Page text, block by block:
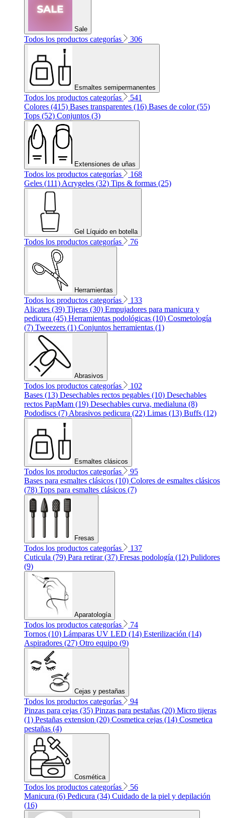
Sale
Todos los productos categorías 306
Esmaltes semipermanentes
Todos los productos categorías
541
Colores (415) Bases transparentes (16) Bases de color (55)
Tops (52) Conjuntos (3)
Extensiones de uñas
Todos los productos categorías
168
Geles (111) Acrygeles (32) Tips & formas (25)
Gel Líquido en botella
Todos los productos categorías 76
Herramientas
Todos los productos categorías
133
Alicates (39) Tijeras (30) Empujadores para manicura y
pedicura (45) Herramientas podológicas (10) Cosmetología
(7) Tweezers (1) Conjuntos herramientas (1)
Abrasivos
Todos los productos categorías
102
Bases (13) Desechables rectos pegables (10) Desechables
rectos PapMam (19) Desechables curva, medialuna (8)
Pododiscs (7) Abrasivos pedicura (22) Limas (13) Buffs (12)
Esmaltes clásicos
Todos los productos categorías
95
Bases para esmaltes clásicos (10) Colores de esmaltes clásicos
(78) Tops para esmaltes clásicos (7)
Fresas
Todos los productos categorías
137
Cuticula (79) Para retirar (37) Fresas podología (12) Pulidores
(9)
Aparatología
Todos los productos categorías
74
Tornos (10) Lámparas UV LED (14) Esterilización (14)
Aspiradores (27) Otro equipo (9)
Cejas y pestañas
Todos los productos categorías
94
Pinzas para cejas (35) Pinzas para pestañas (20) Micro tijeras
(1) Pestañas extension (20) Cosmetica cejas (14) Cosmetica
pestañas (4)
Cosmética
Todos los productos categorías
56
Manicura (6) Pedicura (34) Cuidado de la piel y depilación
(16)